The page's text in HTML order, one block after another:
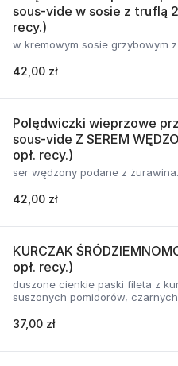
sous-vide w sosie z truflą
recy.)
w kremowym sosie grzybowym
42,00 zł
Polędwiczki wieprzowe
sous-vide Z SEREM
opł. recy.)
ser wędzony podane z żurawina.
42,00 zł
KURCZAK
opł. recy.)
duszone cienkie paski fileta z
suszonych pomidorów,
37,00 zł